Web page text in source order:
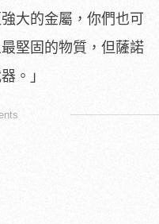
大的金屬，你們也可
堅固的物質，但薩諾
。」